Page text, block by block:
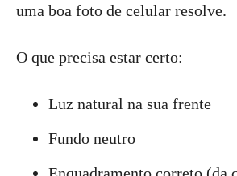
uma boa foto de celular resolve.
O que precisa estar certo:
Luz natural na sua frente
Fundo neutro